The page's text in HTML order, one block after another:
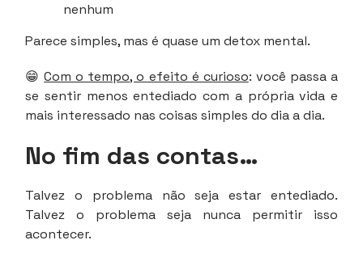
nenhum
Parece simples, mas é quase um detox mental.
😁Com o tempo, o efeito é curioso: você passa a
se sentir menos entediado com a própria vida e
mais interessado nas coisas simples do dia a dia.
No fim das contas…
Talvez o problema não seja estar entediado.
Talvez o problema seja nunca permitir isso
acontecer.